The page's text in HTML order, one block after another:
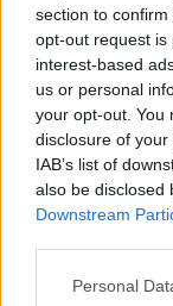
section to
opt-out request is
interest-based
us or personal
your opt-out. You
disclosure of
IAB’s list of
also be disclosed
Downstream
Personal
Περιφέρεια
έργο της
άρδευσης και
Καστοριάς
5 Αυγούστου 2026
Οι ΜΥΛΟΙ